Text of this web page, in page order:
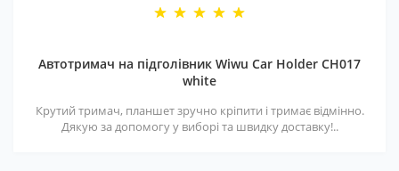
Автотримач на підголівник Wiwu Car Holder CH017
white
Крутий тримач, планшет зручно кріпити і тримає відмінно.
Дякую за допомогу у виборі та швидку доставку!..